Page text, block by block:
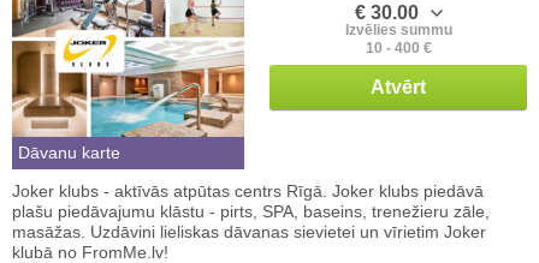
Dāvanu karte
€ 30.00
Izvēlies summu
10 - 400 €
Atvērt
Joker klubs - aktīvās atpūtas centrs Rīgā. Joker klubs piedāvā
plašu piedāvajumu klāstu - pirts, SPA, baseins, trenežieru zāle,
masāžas. Uzdāvini lieliskas dāvanas sievietei un vīrietim Joker
klubā no FromMe.lv!